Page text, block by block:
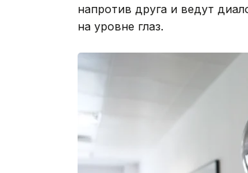
напротив друга и ведут
на уровне глаз.